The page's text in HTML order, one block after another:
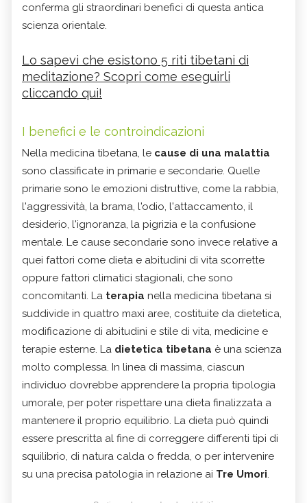
conferma gli straordinari benefici di questa antica
scienza orientale.
Lo sapevi che esistono 5 riti tibetani di
meditazione? Scopri come eseguirli
cliccando qui!
I benefici e le controindicazioni
Nella medicina tibetana, le cause di una malattia
sono classificate in primarie e secondarie. Quelle
primarie sono le emozioni distruttive, come la rabbia,
l'aggressività, la brama, l'odio, l'attaccamento, il
desiderio, l'ignoranza, la pigrizia e la confusione
mentale. Le cause secondarie sono invece relative a
quei fattori come dieta e abitudini di vita scorrette
oppure fattori climatici stagionali, che sono
concomitanti. La terapia nella medicina tibetana si
suddivide in quattro maxi aree, costituite da dietetica,
modificazione di abitudini e stile di vita, medicine e
terapie esterne. La dietetica tibetana è una scienza
molto complessa. In linea di massima, ciascun
individuo dovrebbe apprendere la propria tipologia
umorale, per poter rispettare una dieta finalizzata a
mantenere il proprio equilibrio. La dieta può quindi
essere prescritta al fine di correggere differenti tipi di
squilibrio, di natura calda o fredda, o per intervenire
su una precisa patologia in relazione ai Tre Umori.